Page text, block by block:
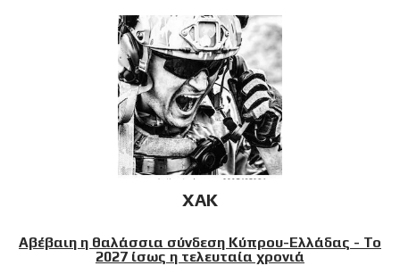
XAK
Αβέβαιη η θαλάσσια σύνδεση Κύπρου-Ελλάδας - Το
2027 ίσως η τελευταία χρονιά